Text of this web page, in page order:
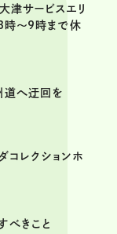
津サービスエリ
～9時まで休
道へ迂回を
コレクションホ
べきこと